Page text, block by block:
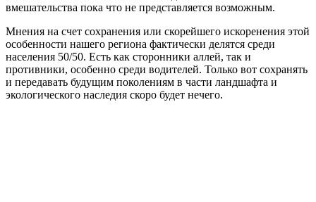
вмешательства пока что не представляется возможным.
Мнения на счет сохранения или скорейшего искоренения этой
особенности нашего региона фактически делятся среди
населения 50/50. Есть как сторонники аллей, так и
противники, особенно среди водителей. Только вот сохранять
и передавать будущим поколениям в части ландшафта и
экологического наследия скоро будет нечего.